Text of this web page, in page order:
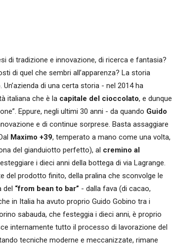
di tradizione e innovazione, di ricerca e fantasia?
di quel che sembri all’apparenza? La storia
di una certa storia - nel 2014 ha
italiana che è la capitale del cioccolato, e dunque
Eppure, negli ultimi 30 anni - da quando Guido
e di continue sorprese. Basta assaggiare
Maximo +39, temperato a mano come una volta,
del gianduiotto perfetto), al cremino al
i dieci anni della bottega di via Lagrange.
del prodotto finito, della pralina che sconvolge le
del “from bean to bar” - dalla fava (di cacao,
in Italia ha avuto proprio Guido Gobino tra i
sabauda, che festeggia i dieci anni, è proprio
internamente tutto il processo di lavorazione del
tecniche moderne e meccanizzate, rimane